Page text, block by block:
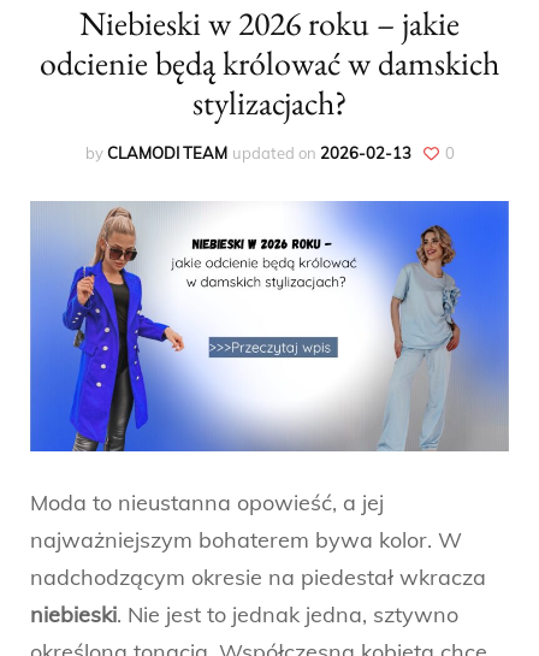
Niebieski w 2026 roku – jakie
odcienie będą królować w damskich
stylizacjach?
byCLAMODI TEAM updated on 2026-02-13 0
Moda to nieustanna opowieść, a jej
najważniejszym bohaterem bywa kolor. W
nadchodzącym okresie na piedestał wkracza
niebieski. Nie jest to jednak jedna, sztywno